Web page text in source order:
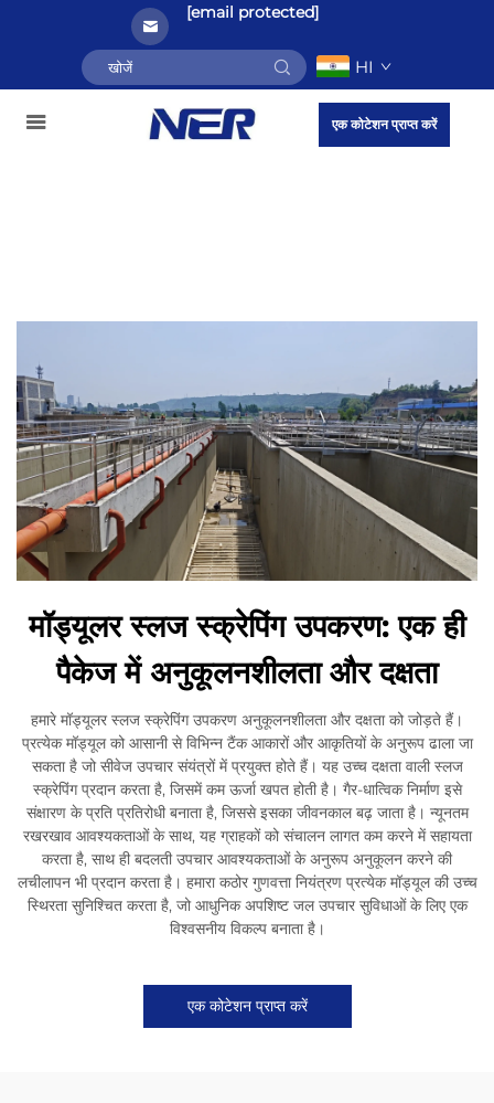
[email protected]
HI
एक कोटेशन प्राप्त करें
मॉड्यूलर स्लज स्क्रेपिंग उपकरण: एक ही
पैकेज में अनुकूलनशीलता और दक्षता
हमारे मॉड्यूलर स्लज स्क्रेपिंग उपकरण अनुकूलनशीलता और दक्षता को जोड़ते हैं।
प्रत्येक मॉड्यूल को आसानी से विभिन्न टैंक आकारों और आकृतियों के अनुरूप ढाला जा
सकता है जो सीवेज उपचार संयंत्रों में प्रयुक्त होते हैं। यह उच्च दक्षता वाली स्लज
स्क्रेपिंग प्रदान करता है, जिसमें कम ऊर्जा खपत होती है। गैर-धात्विक निर्माण इसे
संक्षारण के प्रति प्रतिरोधी बनाता है, जिससे इसका जीवनकाल बढ़ जाता है। न्यूनतम
रखरखाव आवश्यकताओं के साथ, यह ग्राहकों को संचालन लागत कम करने में सहायता
करता है, साथ ही बदलती उपचार आवश्यकताओं के अनुरूप अनुकूलन करने की
लचीलापन भी प्रदान करता है। हमारा कठोर गुणवत्ता नियंत्रण प्रत्येक मॉड्यूल की उच्च
स्थिरता सुनिश्चित करता है, जो आधुनिक अपशिष्ट जल उपचार सुविधाओं के लिए एक
विश्वसनीय विकल्प बनाता है।
एक कोटेशन प्राप्त करें